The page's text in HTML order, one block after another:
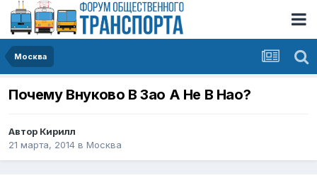
Москва
Почему Внуково В Зао А Не В Нао?
Автор Кирилл
21 марта, 2014 в Москва